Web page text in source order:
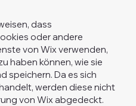
dass
oder andere
von Wix verwenden,
haben können, wie sie
speichern. Da es sich
werden diese nicht
von Wix abgedeckt.